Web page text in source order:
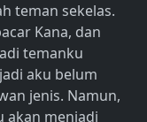
teman sekelas.
Kana, dan
temanku
aku belum
jenis. Namun,
akan menjadi